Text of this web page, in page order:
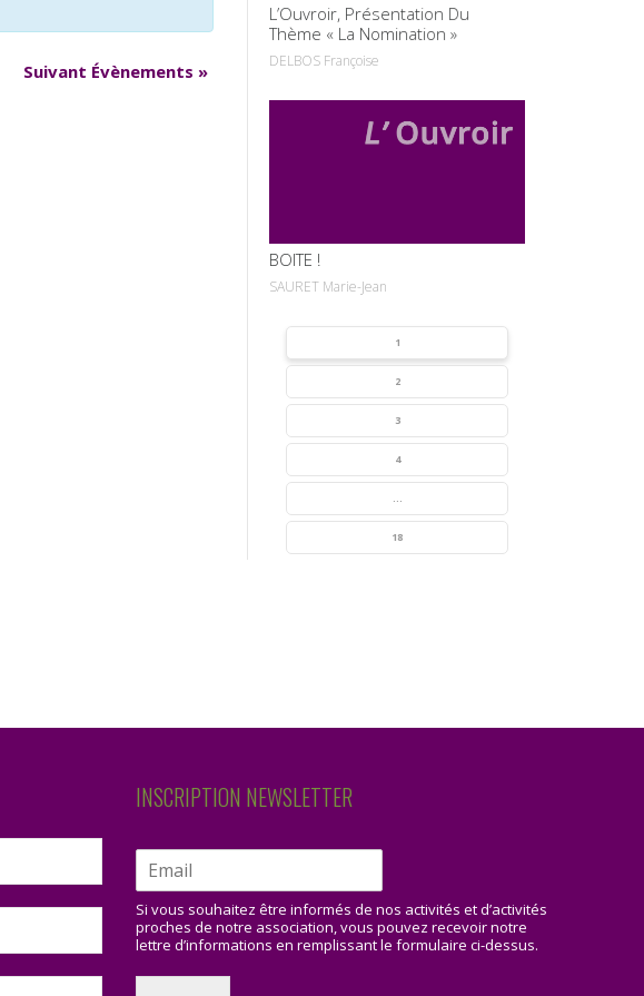
Suivant Évènements »
L’Ouvroir, Présentation Du
Thème « La Nomination »
DELBOS Françoise
BOITE !
SAURET Marie-Jean
1
2
3
4
18
INSCRIPTION NEWSLETTER
Si vous souhaitez être informés de nos activités et d’activités
proches de notre association, vous pouvez recevoir notre
lettre d’informations en remplissant le formulaire ci-dessus.